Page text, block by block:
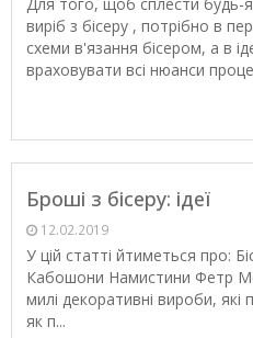
виріб з бісеру , потрібно в
схеми в'язання бісером, а в
враховувати всі нюанси
Броші з бісеру: ідеї
12.02.2019
У цій статті йтиметься про:
Кабошони Намистини Фетр
милі декоративні вироби,
як п...